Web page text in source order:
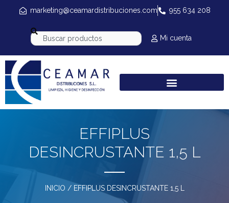
marketing@ceamardistribuciones.com 955 634 208
Mi cuenta
EFFIPLUS
DESINCRUSTANTE 1,5 L
INICIO / EFFIPLUS DESINCRUSTANTE 1,5 L